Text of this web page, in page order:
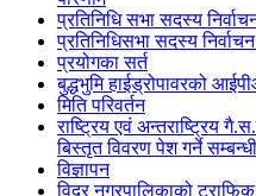
प्रतिनिधि सभा सदस्य
प्रतिनिधिसभा सदस्य
प्रयोगका सर्त
बुद्धभुमि हाईड्रोपावरको
मिति परिवर्तन
राष्ट्रिय एवं अन्तराष्ट्रिय
बिस्तृत विवरण पेश गर्ने
विज्ञापन
विदुर नगरपालिकाको